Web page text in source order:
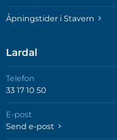
Åpningstider i Stavern
Lardal
Telefon
33 17 10 50
E-post
Send e-post